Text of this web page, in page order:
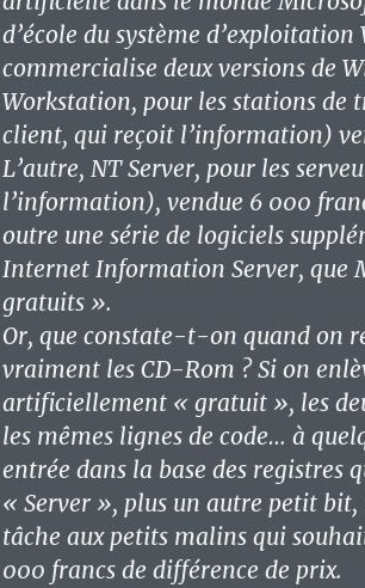
d’école du système
commercialise deux versions de
Workstation, pour les stations
client, qui reçoit l’information)
L’autre, NT Server, pour les
l’information), vendue 6 000
outre une série de logiciels
Internet Information Server, que
gratuits ».
Or, que constate-t-on quand on
vraiment les CD-Rom ? Si on
artificiellement « gratuit », les
les mêmes lignes de code… à
entrée dans la base des
« Server », plus un autre petit
tâche aux petits malins qui
000 francs de différence de prix.